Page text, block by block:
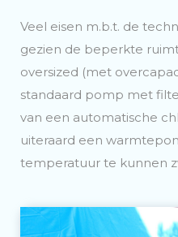
Veel eisen m.b.t. de
gezien de beperkte
oversized (met
standaard pomp met
van een automatische
uiteraard een
temperatuur te kunnen